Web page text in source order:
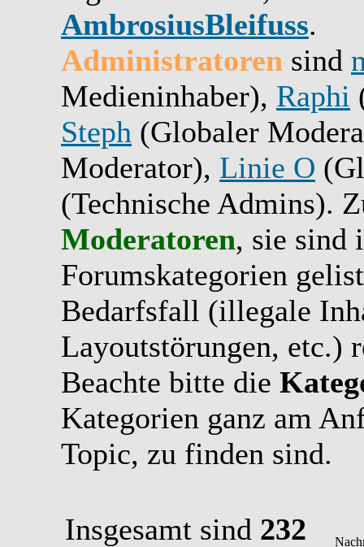
AmbrosiusBleifuss.
Administratoren sind
Medieninhaber), Raphi
Steph (Globaler
Moderator), Linie O
(Technische Admins).
Moderatoren, sie sind
Forumskategorien
Bedarfsfall (illegale
Layoutstörungen, etc.)
Beachte bitte die
Kategorien ganz am
Topic, zu finden sind.
Insgesamt sind 232